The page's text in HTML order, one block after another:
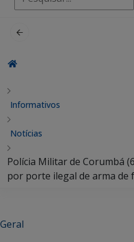
por:
Informativos
Notícias
Polícia Militar de Corumbá
por porte ilegal de arma de
Geral